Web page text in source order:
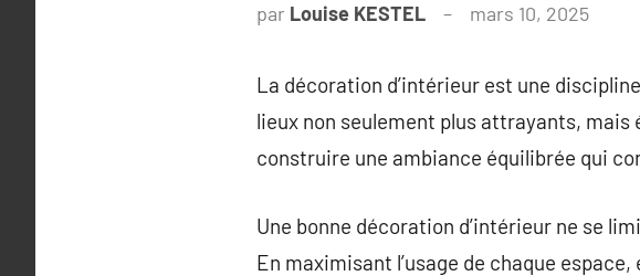
par Louise KESTEL mars 10, 2025
La décoration d’intérieur est une
lieux non seulement plus attrayants,
construire une ambiance équilibrée qui
Une bonne décoration d’intérieur ne se
En maximisant l’usage de chaque